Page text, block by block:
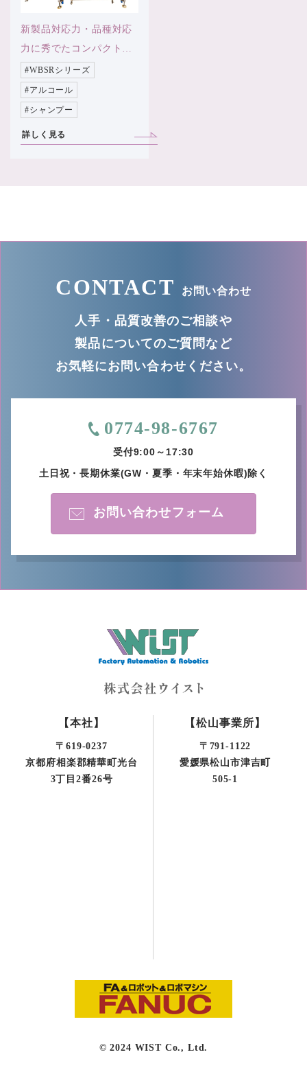
新製品対応力・品種対応
力に秀でたコンパクトな
装置
#WBSRシリーズ
#アルコール
#シャンプー
詳しく見る
CONTACT お問い合わせ
人手・品質改善のご相談や
製品についてのご質問など
お気軽にお問い合わせください。
0774-98-6767
受付9:00～17:30
土日祝・長期休業(GW・夏季・年末年始休暇)除く
お問い合わせフォーム
【本社】
〒619-0237
京都府相楽郡精華町光台
3丁目2番26号
【松山事業所】
〒791-1122
愛媛県松山市津吉町
505-1
© 2024 WIST Co., Ltd.